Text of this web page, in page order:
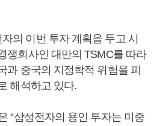
의 이번 투자 계획을 두고 시
쟁회사인 대만의 TSMC를 따라
과 중국의 지정학적 위험을 피
해석하고 있다.
“삼성전자의 용인 투자는 미중